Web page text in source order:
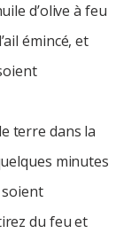
d’olive à feu
émincé, et
terre dans la
minutes
soient
du feu et